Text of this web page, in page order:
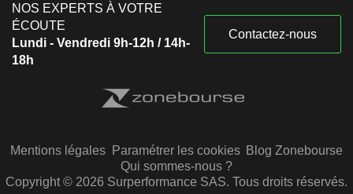
NOS EXPERTS À VOTRE
ÉCOUTE
Lundi - Vendredi 9h-12h / 14h-
18h
Contactez-nous
Mentions légales Paramétrer les cookies Blog Zonebourse
Qui sommes-nous ?
Copyright © 2026 Surperformance SAS. Tous droits réservés.